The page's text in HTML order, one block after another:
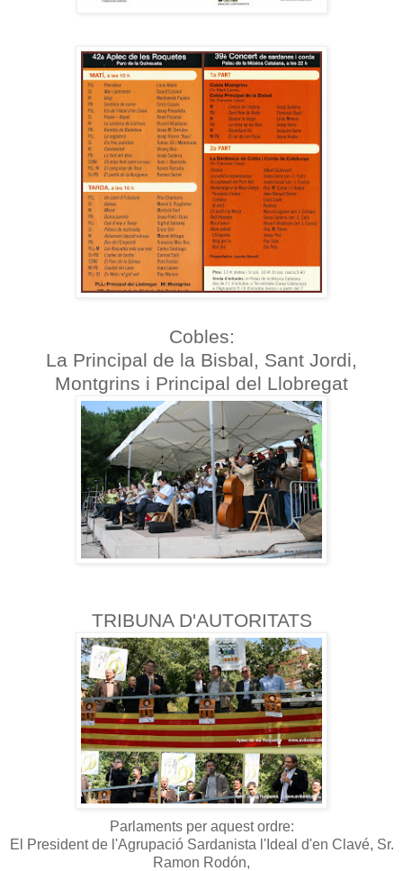
Cobles:
La Principal de la Bisbal, Sant Jordi,
Montgrins i Principal del Llobregat
TRIBUNA D'AUTORITATS
Parlaments per aquest ordre:
El President de l'Agrupació Sardanista l'Ideal d'en Clavé, Sr.
Ramon Rodón,